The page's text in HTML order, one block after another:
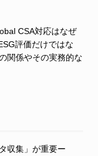
CSA対応はなぜ
評価だけではな
関係やその実務的な
収集」が重要ー